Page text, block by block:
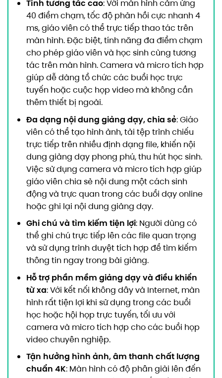
Tính tương tác cao: Với màn hình cảm ứng
40 điểm chạm, tốc độ phản hồi cực nhanh 4
ms, giáo viên có thể trực tiếp thao tác trên
màn hình. Đặc biệt, tính năng đa điểm chạm
cho phép giáo viên và học sinh cùng tương
tác trên màn hình. Camera và micro tích hợp
giúp dễ dàng tổ chức các buổi học trực
tuyến hoặc cuộc họp video mà không cần
thêm thiết bị ngoài.
Đa dạng nội dung giảng dạy, chia sẻ: Giáo
viên có thể tạo hình ảnh, tải tệp trình chiếu
trực tiếp trên nhiều định dạng file, khiến nội
dung giảng dạy phong phú, thu hút học sinh.
Việc sử dụng camera và micro tích hợp giúp
giáo viên chia sẻ nội dung một cách sinh
động và trực quan trong các buổi dạy online
hoặc ghi lại nội dung giảng dạy.
Ghi chú và tìm kiếm tiện lợi: Người dùng có
thể ghi chú trực tiếp lên các file quan trọng
và sử dụng trình duyệt tích hợp để tìm kiếm
thông tin ngay trong bài giảng.
Hỗ trợ phần mềm giảng dạy và điều khiển
từ xa: Với kết nối không dây và Internet, màn
hình rất tiện lợi khi sử dụng trong các buổi
học hoặc hội họp trực tuyến, tối ưu với
camera và micro tích hợp cho các buổi họp
video chuyên nghiệp.
Tận hưởng hình ảnh, âm thanh chất lượng
chuẩn 4K: Màn hình có độ phân giải lên đến